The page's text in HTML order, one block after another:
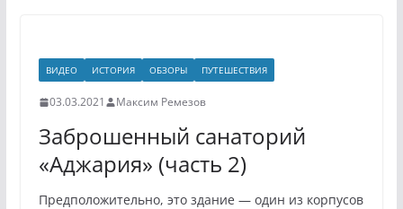
ВИДЕО ИСТОРИЯ ОБЗОРЫ ПУТЕШЕСТВИЯ
03.03.2021 Максим Ремезов
Заброшенный санаторий
«Аджария» (часть 2)
Предположительно, это здание — один из корпусов